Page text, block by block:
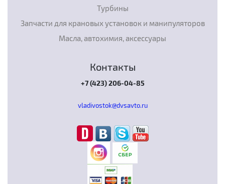
Турбины
Запчасти для крановых установок и манипуляторов
Масла, автохимия, аксессуары
Контакты
+7 (423) 206-04-85
vladivostok@dvsavto.ru